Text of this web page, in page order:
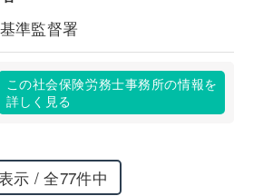
準監督署
この社会保険労務士事務所の情報を
詳しく見る
示 / 全77件中